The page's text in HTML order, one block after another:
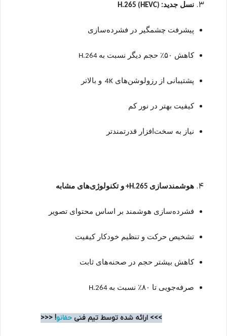
نسل جدید: H.265 (HEVC)
پیشرفت چشمگیر در فشرده‌سازی
کاهش ۵۰٪ حجم دیگر نسبت به
پشتیبانی از رزولوشن‌های 4K و بالاتر
کیفیت بهتر در نور کم
نیاز به سخت‌افزار قدرتمندتر
هوشمندسازی و تکنولوژی‌های مشابه
فشرده‌سازی هوشمند بر اساس محتوای تصویر
تشخیص حرکت و تنظیم خودکار کیفیت
کاهش بیشتر حجم در صحنه‌های ثابت
صرفه‌جویی تا ۸۰٪ نسبت به
>>> ارائه شده توسط تیم فنی حفانو! <<<